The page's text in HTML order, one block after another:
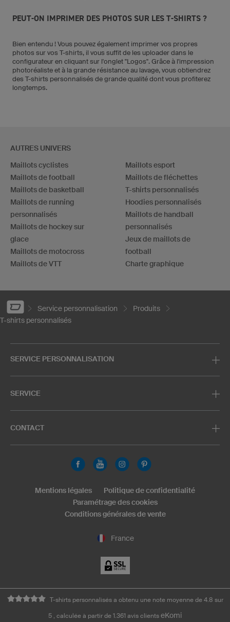
PEUT-ON IMPRIMER DES PHOTOS SUR LES T-SHIRTS ?
Bien entendu ! Vous pouvez également imprimer vos propres
photos sur vos T-shirts, il vous suffit de les uploader dans le
configurateur en cliquant sur l'onglet "Logos". Grâce à l'impression
photoréaliste et à la grande résistance au lavage, vous obtiendrez
des T-shirts personnalisés de grande qualité dont vous profiterez
longtemps.
AUTRES UNIVERS
Maillots cyclistes
Maillots de football
Maillots de basketball
Maillots de running
personnalisés
Maillots de hockey sur
glace
Maillots de motocross
Maillots de VTT
Maillots esport
Maillots de fléchettes
T-shirts personnalisés
Hoodies personnalisés
Maillots de handball
personnalisés
Jeux de maillots de
football
Charte graphique
Service personnalisation
Produits
T-shirts personnalisés
SERVICE PERSONNALISATION
SERVICE
CONTACT
France
Mentions légales
Politique de confidentialité
Paramétrage des cookies
Conditions générales de vente
T-shirts personnalisés a obtenu une note moyenne de 4.8 sur
5 , calculée à partir de 1.361 avis clients eKomi